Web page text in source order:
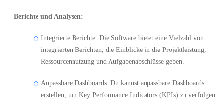
Berichte und Analysen:
Integrierte Berichte: Die Software bietet eine Vielzahl von
integrierten Berichten, die Einblicke in die Projektleistung,
Ressourcennutzung und Aufgabenabschlüsse geben.
Anpassbare Dashboards: Du kannst anpassbare Dashboards
erstellen, um Key Performance Indicators (KPIs) zu verfolgen